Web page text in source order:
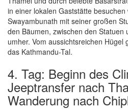
in einer lokalen Gaststätte
Swayambunath mit seiner großen
den Bäumen, zwischen den Statuen
umher. Vom aussichtsreichen
das Kathmandu-Tal.
4. Tag: Beginn des
Jeeptransfer nach
Wanderung nach